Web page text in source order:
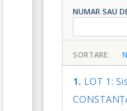
NUMAR SAU
SORTARE:
1. LOT 1: